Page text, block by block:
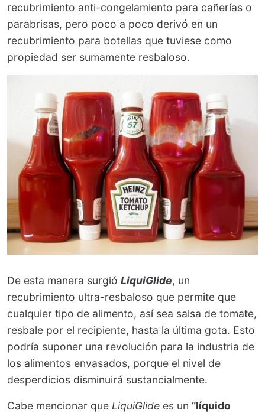
recubrimiento anti-congelamiento para cañerías o
parabrisas, pero poco a poco derivó en un
recubrimiento para botellas que tuviese como
propiedad ser sumamente resbaloso.
De esta manera surgió LiquiGlide, un
recubrimiento ultra-resbaloso que permite que
cualquier tipo de alimento, así sea salsa de tomate,
resbale por el recipiente, hasta la última gota. Esto
podría suponer una revolución para la industria de
los alimentos envasados, porque el nivel de
desperdicios disminuirá sustancialmente.
Cabe mencionar que LiquiGlide es un “líquido